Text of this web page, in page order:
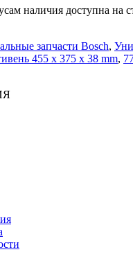
наличия доступна на
запчасти Bosch,
455 x 375 x 38 mm,